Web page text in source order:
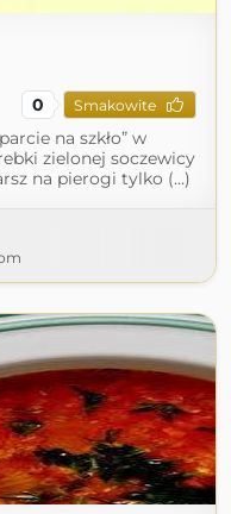
0 Smakowite
na szkło” w
zielonej soczewicy
na pierogi tylko (...)